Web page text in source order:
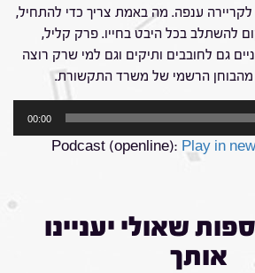
לקריירה ענפה. מה באמת צריך כדי להתחיל,
להשתלב בכל היבט בחייו. פרק קליל,
גם לחובבים ותיקים וגם למי שרק רוצה
מהבוחן הרשמי של משרד התקשורת.
00:00
Podcast (openline): Play in
שאולי יעניינו
אותך